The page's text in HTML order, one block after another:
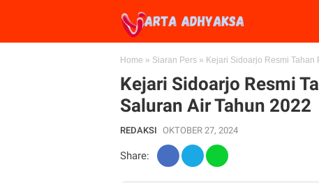
Home » Siaran Pers » Kejari Sidoarjo Resmi Tahan
Kejari Sidoarjo Resmi
Saluran Air Tahun 2022
REDAKSI OKTOBER 27, 2024
Share: